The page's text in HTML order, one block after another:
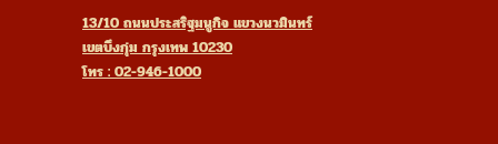
13/10 ถนนประสริฐมนูกิจ แขวงนวมินทร์
เขตบึงกุ่ม กรุงเทพ 10230
โทร : 02-946-1000